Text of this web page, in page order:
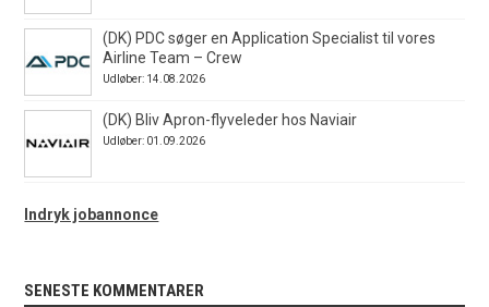
(DK) PDC søger en Application Specialist til vores
Airline Team – Crew
Udløber: 14.08.2026
(DK) Bliv Apron-flyveleder hos Naviair
Udløber: 01.09.2026
Indryk jobannonce
SENESTE KOMMENTARER